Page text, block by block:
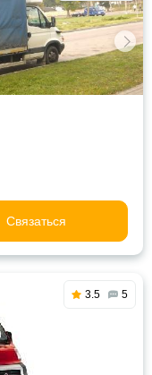
Связаться
3.5 5